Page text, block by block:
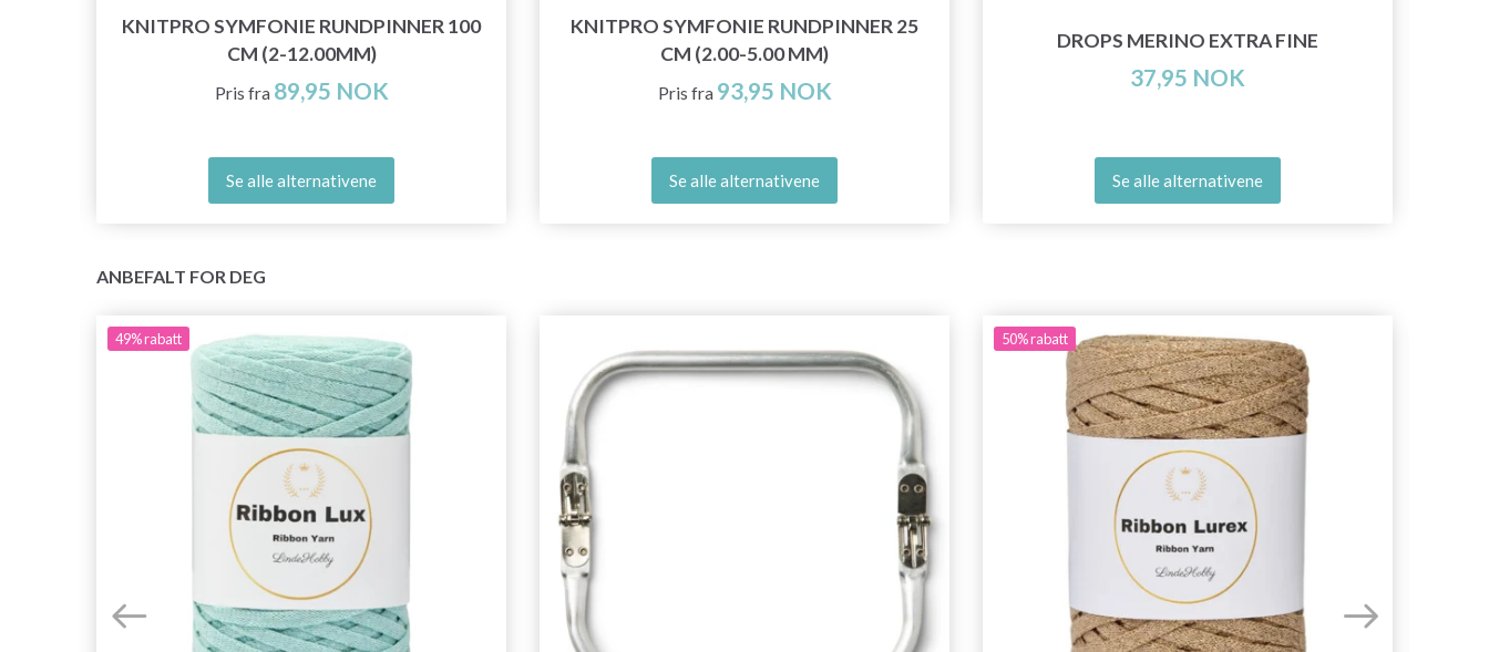
KNITPRO SYMFONIE RUNDPINNER 100
CM (2-12.00MM)
Pris fra 89,95 NOK
Se alle alternativene
KNITPRO SYMFONIE RUNDPINNER 25
CM (2.00-5.00 MM)
Pris fra 93,95 NOK
Se alle alternativene
DROPS MERINO EXTRA FINE
37,95 NOK
Se alle alternativene
ANBEFALT FOR DEG
49%rabatt 50%rabatt